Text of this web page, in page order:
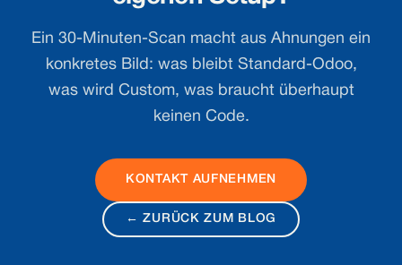
Ein 30-Minuten-Scan macht aus Ahnungen ein
konkretes Bild: was bleibt Standard-Odoo,
was wird Custom, was braucht überhaupt
keinen Code.
KONTAKT AUFNEHMEN
← ZURÜCK ZUM BLOG